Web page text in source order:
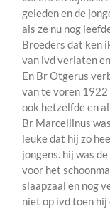
geleden en de
als ze nu nog
Broeders dat ken
van ivd verlaten
En Br Otgerus
van te voren 1922
ook hetzelfde en
Br Marcellinus
leuke dat hij zo
jongens. hij was
voor het
slaapzaal en nog
niet op ivd toen